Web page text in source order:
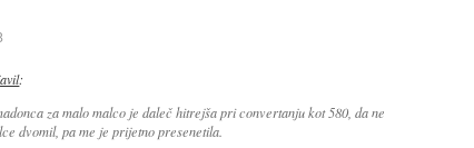
:
za malo malco je daleč hitrejša pri convertanju kot 580, da ne
dvomil, pa me je prijetno presenetila.